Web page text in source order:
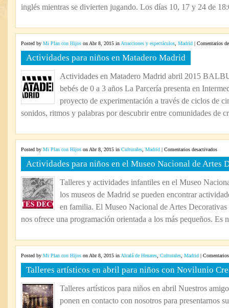
inglés mientras se divierten jugando. Los días 10, 17 y 24 de
Posted by Mi Plan con Hijos on Abr 8, 2015 in Atracciones y espectáculos Madrid | Comentarios
Actividades para niños en Matadero Madrid
Actividades en Matadero Madrid abril 2015
bebés de 0 a 3 años La Parcería presenta en
proyecto de experimentación a través de ciclos de
sonidos, ritmos y palabras por descubrir entre comunidades de
Posted by Mi Plan con Hijos on Abr 8, 2015 in Culturales Madrid | Comentarios desactivadosen
para
en
el
de
Actividades para niños en el Museo Nacional de Artes
Talleres y actividades infantiles en el Museo
los museos de Madrid se pueden encontrar
en familia. El Museo Nacional de Artes Decorativas
nos ofrece una programación orientada a los más pequeños. Es
Posted by Mi Plan con Hijos on Abr 8, 2015 in Alcalá de Henares Culturales Madrid |
Talleres artísticos en abril para niños con Novilunio
Talleres artísticos para niños en abril Nuestros
ponen en contacto con nosotros para presentarnos